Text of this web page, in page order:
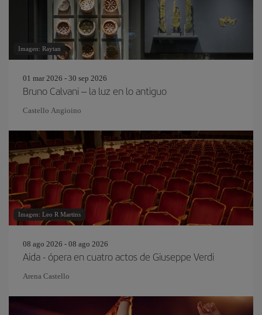
Imagen: Raytan
01 mar 2026 - 30 sep 2026
Bruno Calvani – la luz en lo antiguo
Castello Angioino
Imagen: Leo R Martins
08 ago 2026 - 08 ago 2026
Aida - ópera en cuatro actos de Giuseppe Verdi
Arena Castello